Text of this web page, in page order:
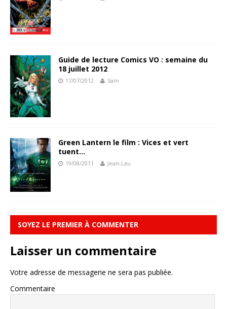
Guide de lecture Comics VO : semaine du
18 juillet 2012
17/07/2012 Sam
Green Lantern le film : Vices et vert
tuent…
19/08/2011 Jean-Lau
SOYEZ LE PREMIER À COMMENTER
Laisser un commentaire
Votre adresse de messagerie ne sera pas publiée.
Commentaire